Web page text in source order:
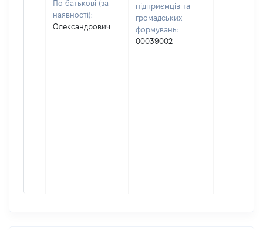
По батькові (за
наявності):
Олександрович
підприємців та
громадських
формувань:
00039002